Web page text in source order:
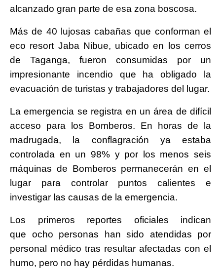
alcanzado gran parte de esa zona boscosa.
Más de 40 lujosas cabañas que conforman el
eco resort Jaba Nibue, ubicado en los cerros
de Taganga, fueron consumidas por un
impresionante incendio que ha obligado la
evacuación de turistas y trabajadores del lugar.
La emergencia se registra en un área de difícil
acceso para los Bomberos. En horas de la
madrugada, la conflagración ya estaba
controlada en un 98% y por los menos seis
máquinas de Bomberos permanecerán en el
lugar para controlar puntos calientes e
investigar las causas de la emergencia.
Los primeros reportes oficiales indican
que ocho personas han sido atendidas por
personal médico tras resultar afectadas con el
humo, pero no hay pérdidas humanas.